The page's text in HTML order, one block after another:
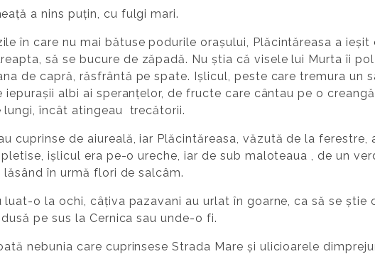
a nins puțin, cu fulgi mari.
în care nu mai bătuse podurile orașului, Plăcintăreasa a
să se bucure de zăpadă. Nu știa că visele lui Murta îi
de capră, răsfrântă pe spate. Ișlicul, peste care tremura un
iepurașii albi ai speranțelor, de fructe care cântau pe o
lungi, încât atingeau trecătorii.
cuprinse de aiureală, iar Plăcintăreasa, văzută de la
ișlicul era pe-o ureche, iar de sub maloteaua , de un
lăsând în urmă flori de salcâm.
luat-o la ochi, câțiva pazavani au urlat în goarne, ca să se știe
pe sus la Cernica sau unde-o fi.
nebunia care cuprinsese Strada Mare și ulicioarele